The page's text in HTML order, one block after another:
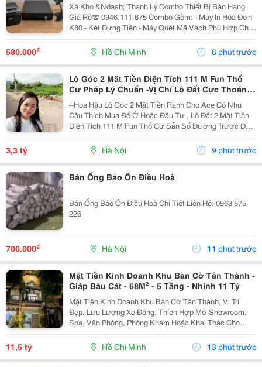
Xả Kho &Ndash; Thanh Lý Combo Thiết Bị Bán Hàng
Giá Rẻ☎️ 0946.111.675 Combo Gồm: - Máy In Hóa Đơn
K80 - Két Đựng Tiền - Máy Quét Mã Vạch Phù Hợp Cho
Tạp Hóa, Shop, Siêu Thị Mini, Quán Ăn, Cafe... ☎️ Liên
Hệ: 0946.111.675 Kazuko Việt Nam...
580.000₫ Hồ Chí Minh 6 phút trước
Lô Góc 2 Măt Tiền Diện Tích 111 M Fun Thổ
Cư Pháp Lý Chuẩn -Vị Chí Lô Đất Cực Thoáng
Mát ,Đất Nằm Mặt Đường Chục
--Hoa Hậu Lô Góc 2 Măt Tiền Rành Cho Ace Có Nhu
Cầu Thích Mua Để Ở Hoăc Đầu Tư , Lô Đất 2 Mặt Tiền
Diện Tích 111 M Fun Thổ Cư Sẫn Sổ Đường Trước Đất
Chuẩn Bị Đang Giải Nhựa Rộng 5,,5 M 2 Ô Tô Tránh
Nhau Vị Trí Đất Sát Trường Học Cấp 1 Thôn Thanh...
3,3 tỷ Hà Nội 9 phút trước
Bán Ống Bảo Ôn Điều Hoà
Bán Ống Bảo Ôn Điều Hoà Chi Tiết Liên Hệ: 0963 575
226
700.000₫ Hà Nội 11 phút trước
Mặt Tiền Kinh Doanh Khu Bàn Cờ Tân Thành -
Giáp Bàu Cát - 68M² - 5 Tầng - Nhỉnh 11 Tỷ
Mặt Tiền Kinh Doanh Khu Bàn Cờ Tân Thành, Vị Trí
Đẹp, Lưu Lượng Xe Đông, Thích Hợp Mở Showroom,
Spa, Văn Phòng, Phòng Khám Hoặc Khai Thác Cho
Thuê. Ưu Điểm Nổi Bật: Diện Tích: 68M&Sup2; Kết
Cấu: 4 Tầng + Sân Thượng 6 Phòng Ngủ Khép Kín...
11,5 tỷ Hồ Chí Minh 13 phút trước